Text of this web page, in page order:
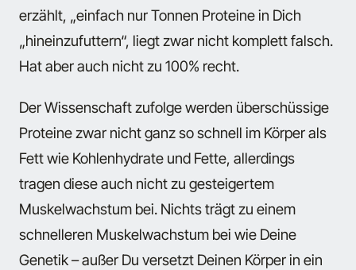
erzählt, „einfach nur Tonnen Proteine in Dich
„hineinzufuttern“, liegt zwar nicht komplett falsch.
Hat aber auch nicht zu 100% recht.
Der Wissenschaft zufolge werden überschüssige
Proteine zwar nicht ganz so schnell im Körper als
Fett wie Kohlenhydrate und Fette, allerdings
tragen diese auch nicht zu gesteigertem
Muskelwachstum bei. Nichts trägt zu einem
schnelleren Muskelwachstum bei wie Deine
Genetik – außer Du versetzt Deinen Körper in ein